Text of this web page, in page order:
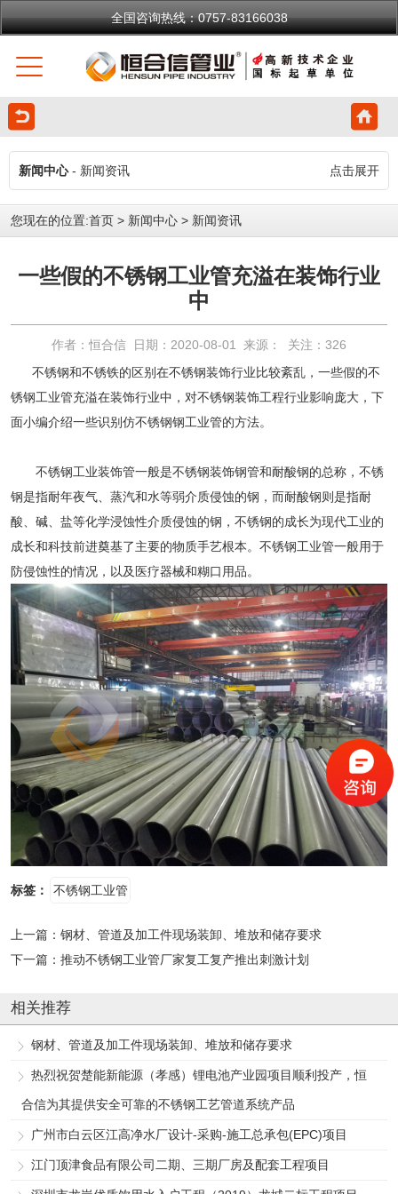
全国咨询热线：0757-83166038
新闻中心- 新闻资讯 点击展开
您现在的位置:首页 > 新闻中心 > 新闻资讯
一些假的不锈钢工业管充溢在装饰行业
中
作者：恒合信 日期：2020-08-01 来源： 关注： 326
不锈钢和不锈铁的区别在不锈钢装饰行业比较紊乱，一些假的不
锈钢工业管充溢在装饰行业中，对不锈钢装饰工程行业影响庞大，下
面小编介绍一些识别仿不锈钢钢工业管的方法。
不锈钢工业装饰管一般是不锈钢装饰钢管和耐酸钢的总称，不锈
钢是指耐年夜气、蒸汽和水等弱介质侵蚀的钢，而耐酸钢则是指耐
酸、碱、盐等化学浸蚀性介质侵蚀的钢，不锈钢的成长为现代工业的
成长和科技前进奠基了主要的物质手艺根本。 不锈钢工业管一般用于
防侵蚀性的情况，以及医疗器械和糊口用品。
标签： 不锈钢工业管
上一篇： 钢材、管道及加工件现场装卸、堆放和储存要求
下一篇： 推动不锈钢工业管厂家复工复产推出刺激计划
相关推荐
钢材、管道及加工件现场装卸、堆放和储存要求
热烈祝贺楚能新能源（孝感）锂电池产业园项目顺利投产，恒
合信为其提供安全可靠的不锈钢工艺管道系统产品
广州市白云区江高净水厂设计-采购-施工总承包(EPC)项目
江门顶津食品有限公司二期、三期厂房及配套工程项目